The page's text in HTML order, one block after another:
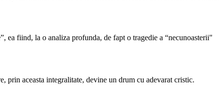
ea fiind, la o analiza profunda, de fapt o tragedie a “necunoasterii"
prin aceasta integralitate, devine un drum cu adevarat cristic.